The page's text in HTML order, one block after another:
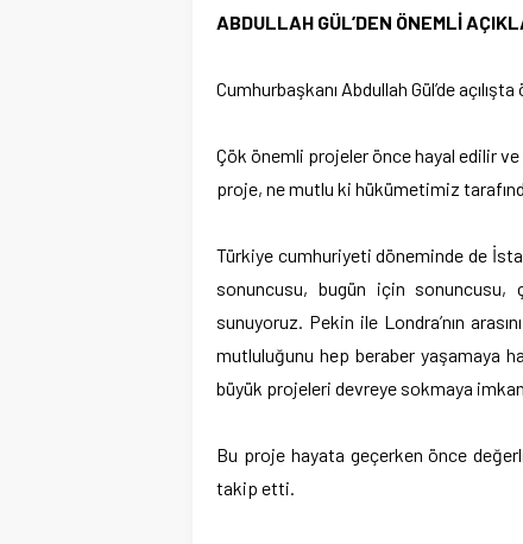
ABDULLAH GÜL’DEN ÖNEMLİ
Cumhurbaşkanı Abdullah Gül’de
Çök önemli projeler önce hayal edilir ve
proje, ne mutlu ki hükümetimiz
Türkiye cumhuriyeti döneminde de
sonuncusu, bugün için sonuncusu,
sunuyoruz. Pekin ile Londra’nın
mutluluğunu hep beraber yaşamaya
büyük projeleri devreye sokmaya
Bu proje hayata geçerken önce
takip etti.